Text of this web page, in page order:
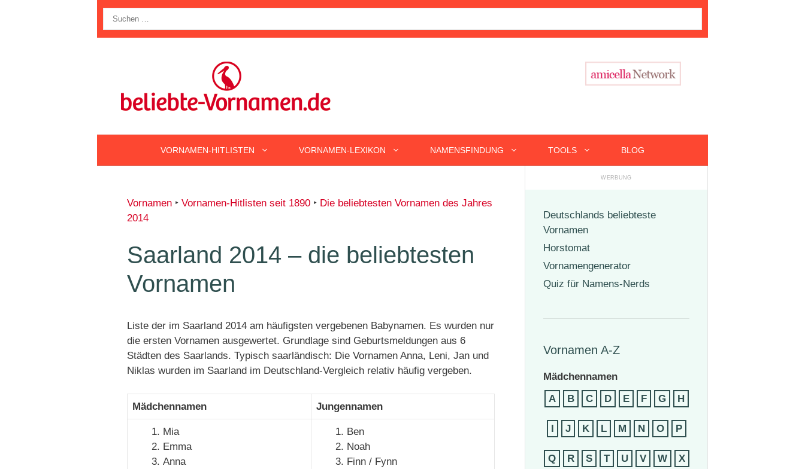
nach:
VORNAMEN-HITLISTEN VORNAMEN-LEXIKON NAMENSFINDUNG TOOLS BLOG
Vornamen ‣ Vornamen-Hitlisten seit 1890 ‣ Die beliebtesten Vornamen des Jahres
2014
Saarland 2014 – die beliebtesten
Vornamen
Liste der im Saarland 2014 am häufigsten vergebenen Babynamen. Es wurden nur
die ersten Vornamen ausgewertet. Grundlage sind Geburtsmeldungen aus 6
Städten des Saarlands. Typisch saarländisch: Die Vornamen Anna, Leni, Jan und
Niklas wurden im Saarland im Deutschland-Vergleich relativ häufig vergeben.
Mädchennamen Jungennamen
Mia
Emma
Anna
Ben
Noah
Finn / Fynn
Deutschlands beliebteste
Vornamen
Horstomat
Vornamengenerator
Quiz für Namens-Nerds
Vornamen A-Z
Mädchennamen
A
B C D E F G H
I J K L M N O P
Q R S T U V W X